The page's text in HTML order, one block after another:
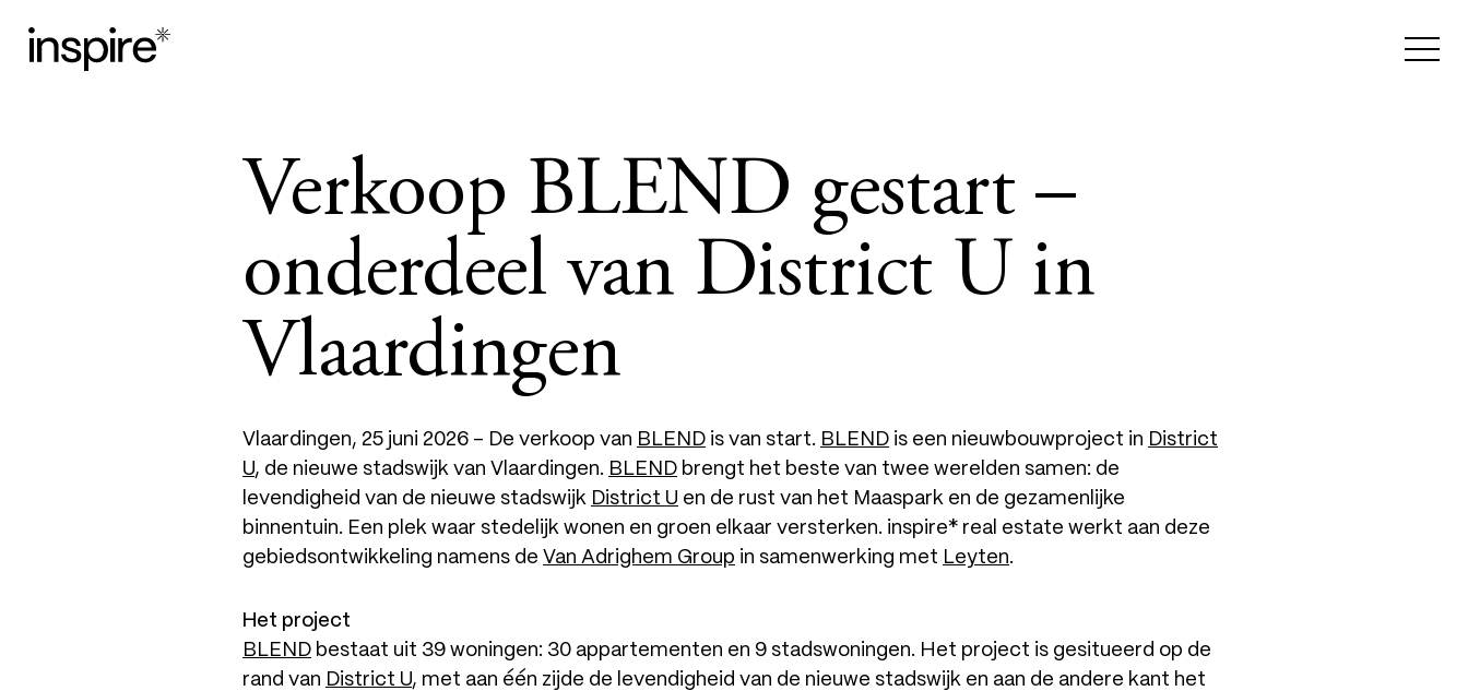
Verkoop BLEND gestart –
onderdeel van District U in
Vlaardingen
Vlaardingen, 25 juni 2026 – De verkoop van BLEND is van start. BLEND is een nieuwbouwproject in District
U, de nieuwe stadswijk van Vlaardingen. BLEND brengt het beste van twee werelden samen: de
levendigheid van de nieuwe stadswijk District U en de rust van het Maaspark en de gezamenlijke
binnentuin. Een plek waar stedelijk wonen en groen elkaar versterken. inspire* real estate werkt aan deze
gebiedsontwikkeling namens de Van Adrighem Group in samenwerking met Leyten.
Het project
BLEND bestaat uit 39 woningen: 30 appartementen en 9 stadswoningen. Het project is gesitueerd op de
rand van District U, met aan één zijde de levendigheid van de nieuwe stadswijk en aan de andere kant het